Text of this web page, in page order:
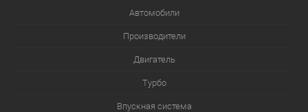
Автомобили
Производители
Двигатель
Турбо
Впускная система